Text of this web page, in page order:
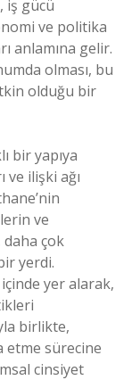
iş gücü
ve politika
anlamına gelir.
olması, bu
olduğu bir
bir yapıya
ve ilişki ağı
ve
çok
yerdi.
yer alarak,
birlikte,
etme sürecine
cinsiyet